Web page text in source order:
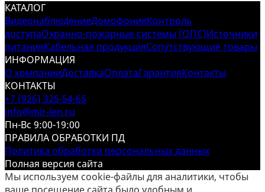
КАТАЛОГ
ВидеонаблюдениеДомофонияКонтроль
доступаОхранно-пожарные системы (ОПС)Источники
питанияКабельная продукцияСопутствующие товары
ИНФОРМАЦИЯ
О компанииДоставкаОплатаГарантияКонтакты
КОНТАКТЫ
+7 (926) 325-54-65
info@mir-len.ru
Пн-Вс 9:00-19:00
ПРАВИЛА ОБРАБОТКИ ПД
Политика обработки персональных данных
Полная версия сайта
Мы используем cookie-файлы для аналитики, чтобы